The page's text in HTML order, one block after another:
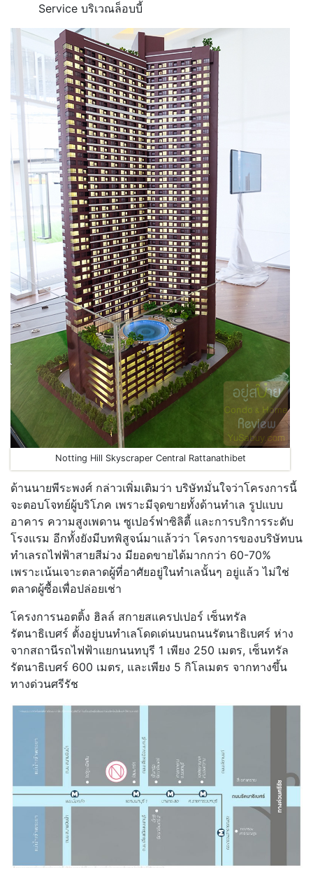
Service บริเวณล็อบบี้
Notting Hill Skyscraper Central Rattanathibet
ด้านนายพีระพงศ์ กล่าวเพิ่มเติมว่า บริษัทมั่นใจว่าโครงการนี้
จะตอบโจทย์ผู้บริโภค เพราะมีจุดขายทั้งด้านทำเล รูปแบบ
อาคาร ความสูงเพดาน ซูเปอร์ฟาซิลิตี้ และการบริการระดับ
โรงแรม อีกทั้งยังมีบทพิสูจน์มาแล้วว่า โครงการของบริษัทบน
ทำเลรถไฟฟ้าสายสีม่วง มียอดขายได้มากกว่า 60-70%
เพราะเน้นเจาะตลาดผู้ที่อาศัยอยู่ในทำเลนั้นๆ อยู่แล้ว ไม่ใช่
ตลาดผู้ซื้อเพื่อปล่อยเช่า
โครงการนอตติ้ง ฮิลล์ สกายสแครปเปอร์ เซ็นทรัล
รัตนาธิเบศร์ ตั้งอยู่บนทำเลโดดเด่นบนถนนรัตนาธิเบศร์ ห่าง
จากสถานีรถไฟฟ้าแยกนนทบุรี 1 เพียง 250 เมตร, เซ็นทรัล
รัตนาธิเบศร์ 600 เมตร, และเพียง 5 กิโลเมตร จากทางขึ้น
ทางด่วนศรีรัช